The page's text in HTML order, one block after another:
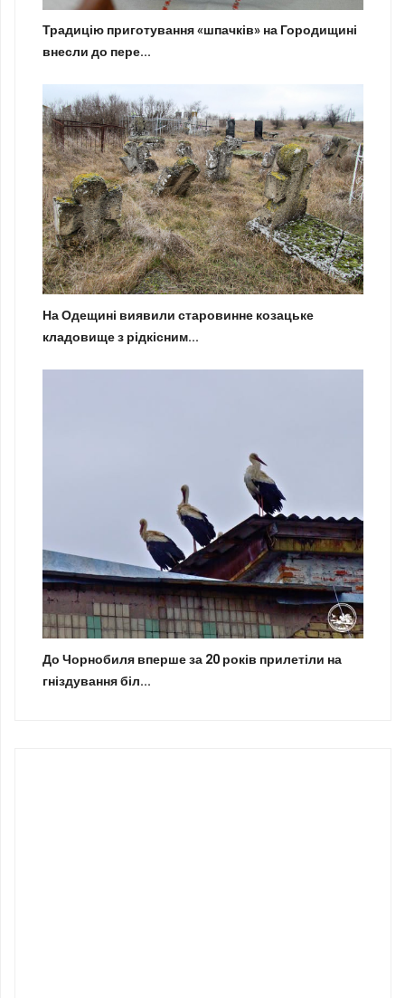
Традицію приготування «шпачків» на Городищині
внесли до пере...
На Одещині виявили старовинне козацьке
кладовище з рідкісним...
До Чорнобиля вперше за 20 років прилетіли на
гніздування біл...